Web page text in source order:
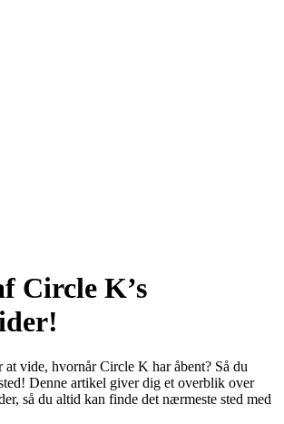
Circle K’s
at vide, hvornår Circle K har åbent? Så du
Denne artikel giver dig et overblik over
så du altid kan finde det nærmeste sted med